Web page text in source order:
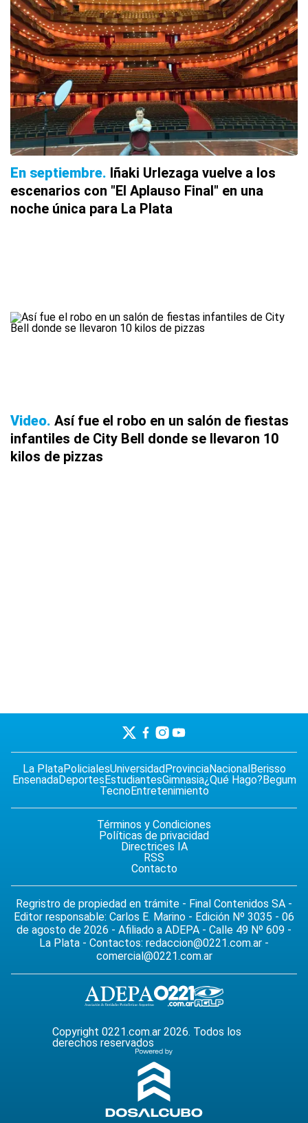
En septiembre Iñaki Urlezaga vuelve a los
escenarios con "El Aplauso Final" en una
noche única para La Plata
Video Así fue el robo en un salón de fiestas
infantiles de City Bell donde se llevaron 10
kilos de pizzas
La PlataPolicialesUniversidadProvinciaNacionalBerisso
EnsenadaDeportesEstudiantesGimnasia¿Qué Hago?Begum
TecnoEntretenimiento
Términos y Condiciones
Políticas de privacidad
Directrices IA
RSS
Contacto
Regristro de propiedad en trámite - Final Contenidos SA -
Editor responsable: Carlos E. Marino - Edición Nº 3035 - 06
de agosto de 2026 - Afiliado a ADEPA - Calle 49 Nº 609 -
La Plata - Contactos: redaccion@0221.com.ar -
comercial@0221.com.ar
Copyright 0221.com.ar 2026. Todos los
derechos reservados